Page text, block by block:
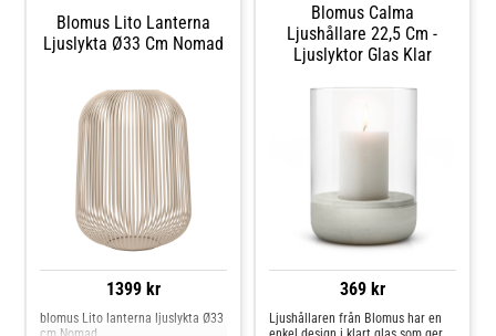
uppsikt. Shoppa Doftljus och mer
Ljusstakar & Ljuslyktor hos Royal
Design.
Blomus Lito Lanterna
Ljuslykta Ø33 Cm Nomad
1399 kr
blomus Lito lanterna ljuslykta Ø33
Blomus Calma
Ljushållare 22,5 Cm -
Ljuslyktor Glas Klar
369 kr
Ljushållaren från Blomus har en